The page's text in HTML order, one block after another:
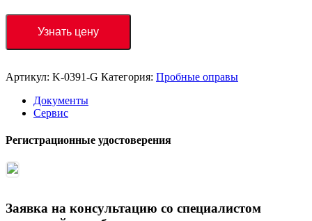
Узнать цену
Артикул: K-0391-G Категория: Пробные оправы
Документы
Сервис
Регистрационные удостоверения
Заявка на консультацию со специалистом